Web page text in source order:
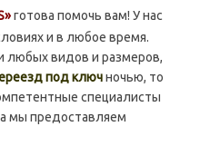
готова помочь вам! У нас
и в любое время.
любых видов и размеров,
под ключночью, то
специалисты
мы предоставляем